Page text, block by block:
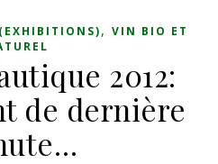
, VIN BIO ET
2012:
de dernière